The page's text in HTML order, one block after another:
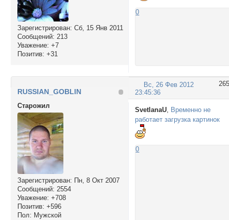
Зарегистрирован: Сб, 15 Янв 2011
Сообщений: 213
Уважение: +7
Позитив: +31
0
265
Вс, 26 Фев 2012
23:45:36
RUSSIAN_GOBLIN
Cтарожил
Зарегистрирован: Пн, 8 Окт 2007
Сообщений: 2554
Уважение: +708
Позитив: +596
Пол: Мужской
SvetlanaU
Временно не
работает загрузка картинок
0